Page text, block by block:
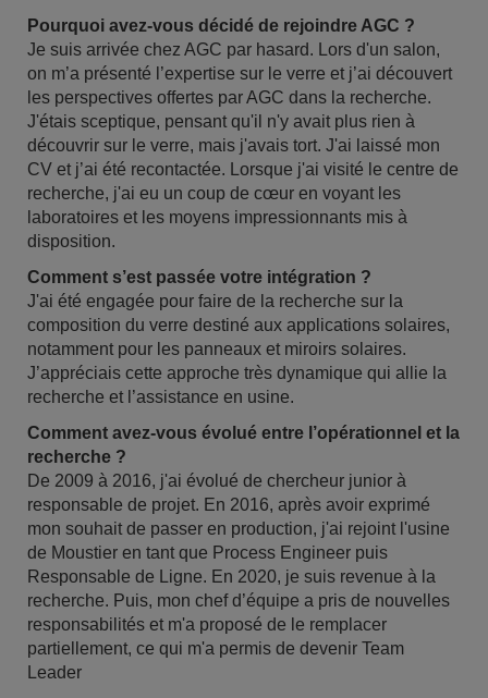
Pourquoi avez-vous décidé de rejoindre AGC ?
Je suis arrivée chez AGC par hasard. Lors d'un salon,
on m’a présenté l’expertise sur le verre et j’ai découvert
les perspectives offertes par AGC dans la recherche.
J'étais sceptique, pensant qu'il n'y avait plus rien à
découvrir sur le verre, mais j'avais tort. J'ai laissé mon
CV et j’ai été recontactée. Lorsque j'ai visité le centre de
recherche, j'ai eu un coup de cœur en voyant les
laboratoires et les moyens impressionnants mis à
disposition.
Comment s’est passée votre intégration ?
J'ai été engagée pour faire de la recherche sur la
composition du verre destiné aux applications solaires,
notamment pour les panneaux et miroirs solaires.
J’appréciais cette approche très dynamique qui allie la
recherche et l’assistance en usine.
Comment avez-vous évolué entre l’opérationnel et la
recherche ?
De 2009 à 2016, j'ai évolué de chercheur junior à
responsable de projet. En 2016, après avoir exprimé
mon souhait de passer en production, j'ai rejoint l'usine
de Moustier en tant que Process Engineer puis
Responsable de Ligne. En 2020, je suis revenue à la
recherche. Puis, mon chef d’équipe a pris de nouvelles
responsabilités et m'a proposé de le remplacer
partiellement, ce qui m'a permis de devenir Team
Leader